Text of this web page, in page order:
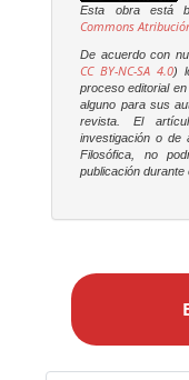
Esta obra está
Commons
De acuerdo con
CC BY-NC-SA 4.0)
proceso editorial
alguno para sus
revista. El
investigación o de
Filosófica, no
publicación
a